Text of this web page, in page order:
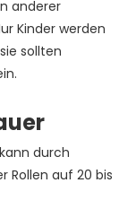
anderer
Kinder werden
sollten
durch
Rollen auf 20 bis